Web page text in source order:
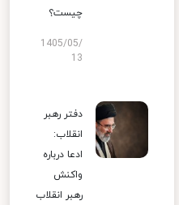
چیست؟
1405/05/
13
دفتر رهبر
انقلاب:
ادعا درباره
واکنش
رهبر انقلاب